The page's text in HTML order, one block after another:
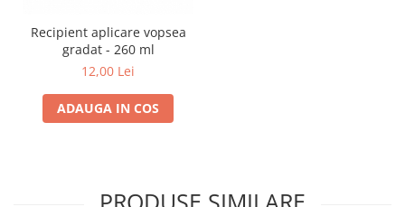
Recipient aplicare vopsea
gradat - 260 ml
12,00 Lei
ADAUGA IN COS